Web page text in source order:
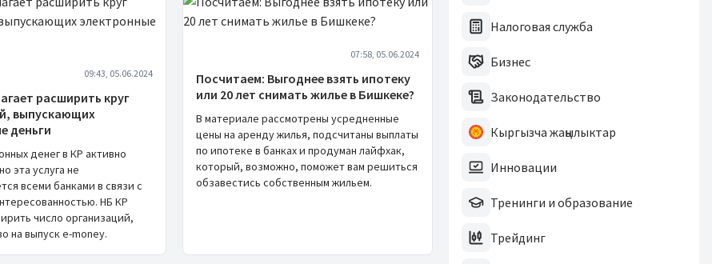
09:43, 05.06.2024
расширить круг
выпускающих
деньги
денег в КР активно
эта услуга не
всеми банками в связи с
НБ КР
число организаций,
на выпуск e-money.
07:58, 05.06.2024
Посчитаем: Выгоднее взять ипотеку
или 20 лет снимать жилье в Бишкеке?
В материале рассмотрены усредненные
цены на аренду жилья, подсчитаны выплаты
по ипотеке в банках и продуман лайфхак,
который, возможно, поможет вам решиться
обзавестись собственным жильем.
Налоговая служба
Бизнес
Законодательство
Кыргызча жаңылыктар
Инновации
Тренинги и образование
Трейдинг